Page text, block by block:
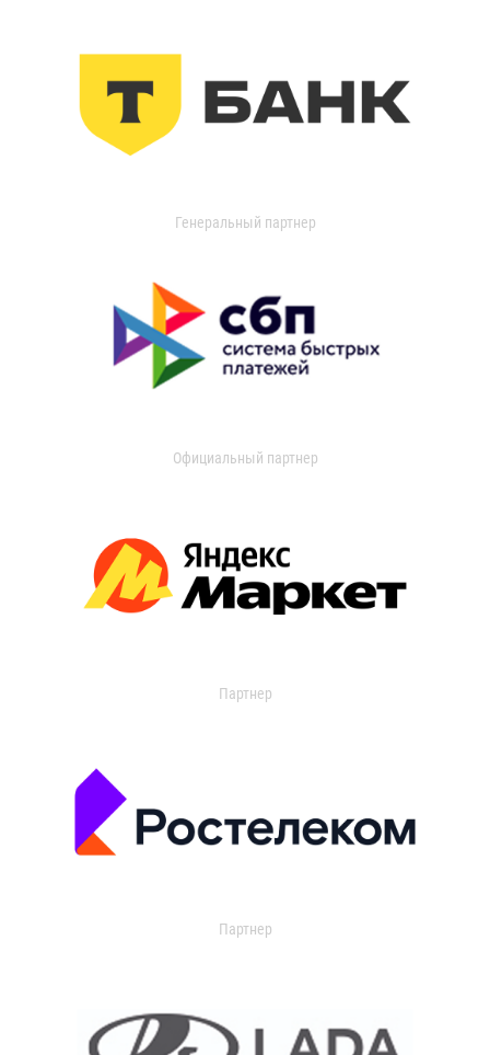
Генеральный партнер
Официальный партнер
Партнер
Партнер